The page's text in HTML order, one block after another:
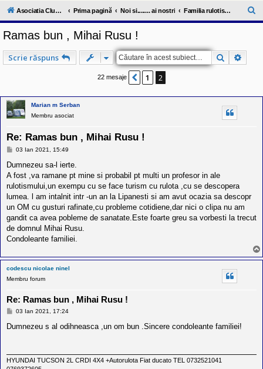
l
u
V
c
o
t
a
t
a
p
o
e
s
o
r
i
l
o
d
e
u
l
t
s
a
t
u
l
Asociatia ClubRV-RO Prima pagină Noi si........ ai nostri Familia rulotistului
ă
Ramas bun , Mihai Rusu !
Scrie răspuns Căutare
22 mesaje Anterior
1 2
Marian m Serban
Membru asociat
Re: Ramas bun , Mihai Rusu !
M
s
j
03 Ian 2021, 15:49
Dumnezeu sa-l ierte.
A fost ,va ramane pt mine si probabil pt multi un profesor in ale
rulotismului,un exempu cu se face turism cu rulota ,cu se descopera
lumea. l am intalnit intr -un an la Lipanesti si am avut ocazia sa descopr
un OM cu gusturi rafinate,cu probleme cotidiene,dar nici o clipa nu am
gandit ca avea pobleme de sanatate.Este foarte greu sa vorbesti la trecut
de domnul Mihai Rusu.
Condoleante familiei.
codescu nicolae ninel
Membru forum
Re: Ramas bun , Mihai Rusu !
M
s
03 Ian 2021, 17:24
Dumnezeu s al odihneasca ,un om bun .Sincere condoleante familiei!
HYUNDAI TUCSON 2L CRDI 4X4 +Autorulota Fiat ducato TEL 0732521041